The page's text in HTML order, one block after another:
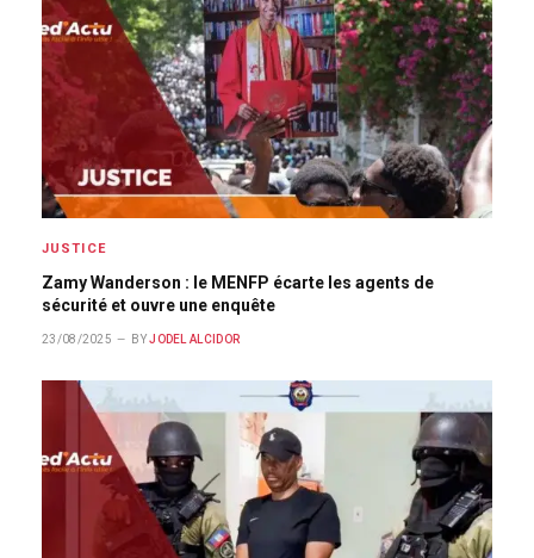
JUSTICE
Zamy Wanderson : le MENFP écarte les agents de
sécurité et ouvre une enquête
23/08/2025 BY JODEL ALCIDOR